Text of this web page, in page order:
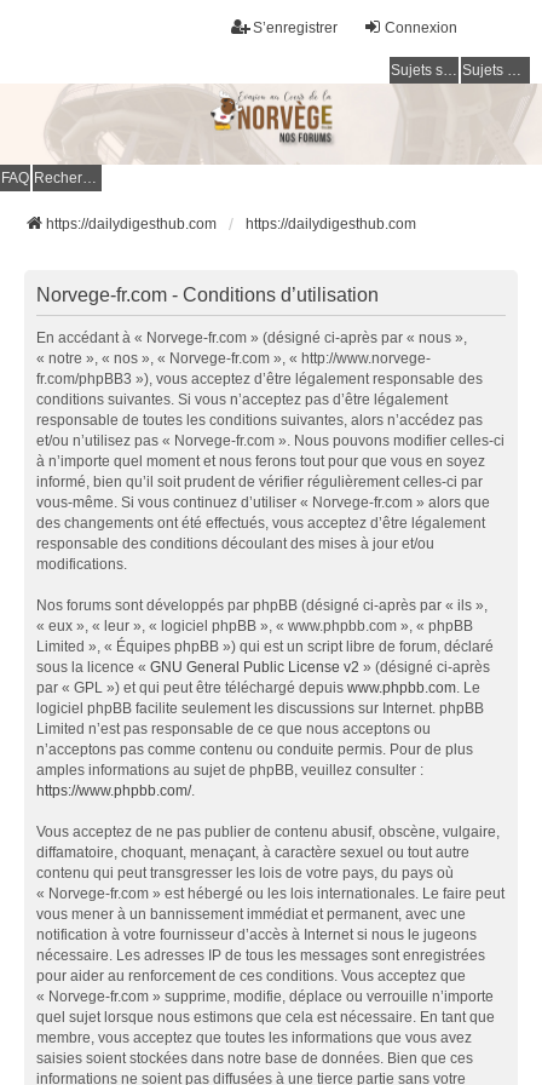
Connexion
S’enregistrer
Sujets sans réponse Sujets actifs
FAQ Rechercher
https://dailydigesthub.com https://dailydigesthub.com
Norvege-fr.com - Conditions d’utilisation
En accédant à « Norvege-fr.com » (désigné ci-après par « nous »,
« notre », « nos », « Norvege-fr.com », « http://www.norvege-
fr.com/phpBB3 »), vous acceptez d’être légalement responsable des
conditions suivantes. Si vous n’acceptez pas d’être légalement
responsable de toutes les conditions suivantes, alors n’accédez pas
et/ou n’utilisez pas « Norvege-fr.com ». Nous pouvons modifier celles-ci
à n’importe quel moment et nous ferons tout pour que vous en soyez
informé, bien qu’il soit prudent de vérifier régulièrement celles-ci par
vous-même. Si vous continuez d’utiliser « Norvege-fr.com » alors que
des changements ont été effectués, vous acceptez d’être légalement
responsable des conditions découlant des mises à jour et/ou
modifications.
Nos forums sont développés par phpBB (désigné ci-après par « ils »,
« eux », « leur », « logiciel phpBB », « www.phpbb.com », « phpBB
Limited », « Équipes phpBB ») qui est un script libre de forum, déclaré
sous la licence « GNU General Public License v2 » (désigné ci-après
par « GPL ») et qui peut être téléchargé depuis www.phpbb.com. Le
logiciel phpBB facilite seulement les discussions sur Internet. phpBB
Limited n’est pas responsable de ce que nous acceptons ou
n’acceptons pas comme contenu ou conduite permis. Pour de plus
amples informations au sujet de phpBB, veuillez consulter :
https://www.phpbb.com/.
Vous acceptez de ne pas publier de contenu abusif, obscène, vulgaire,
diffamatoire, choquant, menaçant, à caractère sexuel ou tout autre
contenu qui peut transgresser les lois de votre pays, du pays où
« Norvege-fr.com » est hébergé ou les lois internationales. Le faire peut
vous mener à un bannissement immédiat et permanent, avec une
notification à votre fournisseur d’accès à Internet si nous le jugeons
nécessaire. Les adresses IP de tous les messages sont enregistrées
pour aider au renforcement de ces conditions. Vous acceptez que
« Norvege-fr.com » supprime, modifie, déplace ou verrouille n’importe
quel sujet lorsque nous estimons que cela est nécessaire. En tant que
membre, vous acceptez que toutes les informations que vous avez
saisies soient stockées dans notre base de données. Bien que ces
informations ne soient pas diffusées à une tierce partie sans votre